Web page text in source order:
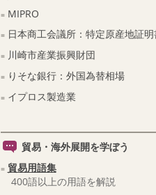
MIPRO
日本商工会議所：特定原産地証明
川崎市産業振興財団
りそな銀行：外国為替相場
イプロス製造業
貿易・海外展開を学ぼう
貿易用語集
400語以上の用語を解説